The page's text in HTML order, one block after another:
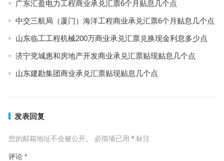
广东汇盈电力工程商业承兑汇票6个月贴息几个点
中交三航局（厦门）海洋工程商业承兑汇票6个月贴息几个点
山东临工工程机械200万商业承兑汇票兑换现金利息多少点
济宁兖城惠和房地产开发商业承兑汇票贴现贴息几个点
山东建勘集团商业承兑汇票贴现贴息几个点
发表回复
您的邮箱地址不会被公开。 必填项已用 *标注
评论 *